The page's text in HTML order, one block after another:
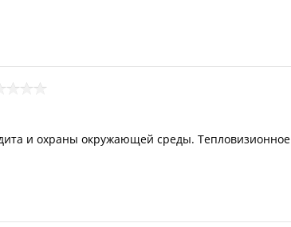
и охраны окружающей среды. Тепловизионное